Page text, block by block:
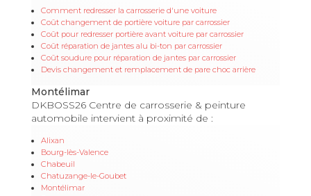
Comment redresser la carrosserie d'une voiture
Coût changement de portière voiture par carrossier
Coût pour redresser portière avant voiture par carrossier
Coût réparation de jantes alu bi-ton par carrossier
Coût soudure pour réparation de jantes par carrossier
Devis changement et remplacement de pare choc arrière
Montélimar
DKBOSS26 Centre de carrosserie & peinture
automobile intervient à proximité de :
Alixan
Bourg-lès-Valence
Chabeuil
Chatuzange-le-Goubet
Montélimar